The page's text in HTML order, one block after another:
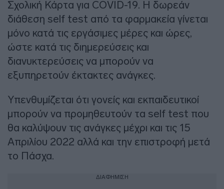
Σχολική Κάρτα για COVID-19. Η δωρεάν
διάθεση self test από τα φαρμακεία γίνεται
μόνο κατά τις εργάσιμες μέρες και ώρες,
ώστε κατά τις διημερεύσεις και
διανυκτερεύσεις να μπορούν να
εξυπηρετούν έκτακτες ανάγκες.
Υπενθυμίζεται ότι γονείς και εκπαιδευτικοί
μπορούν να προμηθευτούν τα self test που
θα καλύψουν τις ανάγκες μέχρι και τις 15
Απριλίου 2022 αλλά και την επιστροφή μετά
το Πάσχα.
ΔΙΑΦΗΜΙΣΗ